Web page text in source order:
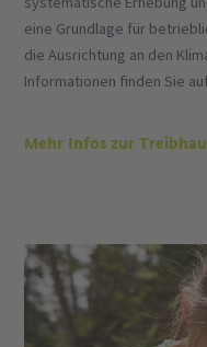
eine Grundlage für
die Ausrichtung an den
Informationen finden Sie
Mehr Infos zur